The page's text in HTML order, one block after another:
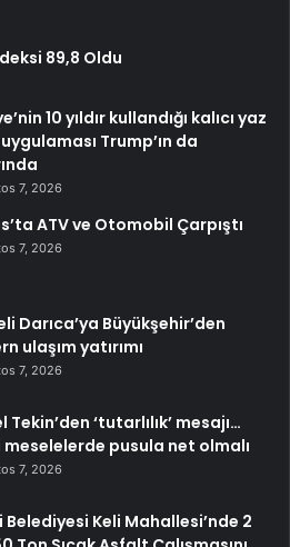
89,8 Oldu
10 yıldır kullandığı kalıcı yaz
Trump’ın da
7, 2026
ATV ve Otomobil Çarpıştı
7, 2026
Darıca’ya Büyükşehir’den
ulaşım yatırımı
7, 2026
Tekin’den ‘tutarlılık’ mesajı…
meselelerde pusula net olmalı
7, 2026
Belediyesi Keli Mahallesi’nde 2